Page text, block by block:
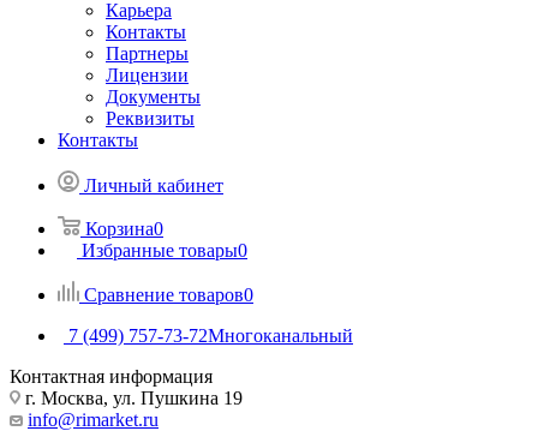
Карьера
Контакты
Партнеры
Лицензии
Документы
Реквизиты
Контакты
Личный кабинет
Корзина0
Избранные товары0
Сравнение товаров0
7 (499) 757-73-72Многоканальный
Контактная информация
г. Москва, ул. Пушкина 19
info@rimarket.ru